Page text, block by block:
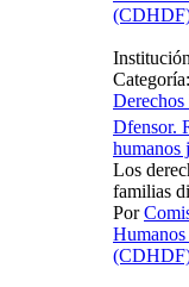
Categoría:
Derechos
Dfensor.
humanos
Los
familias
Por